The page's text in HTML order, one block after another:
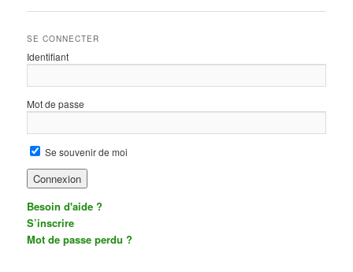
SE CONNECTER
Identifiant
Mot de passe
Se souvenir de moi
Besoin d'aide ?
S’inscrire
Mot de passe perdu ?